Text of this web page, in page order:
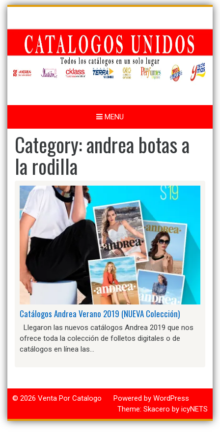
Skip
content
MENU
Category:andrea botas a
la rodilla
Catálogos Andrea Verano 2019 (NUEVA Colección)
Llegaron las nuevos catálogos Andrea 2019 que nos
ofrece toda la colección de folletos digitales o de
catálogos en línea las…
© 2026 Venta Por Catalogo
Powered by WordPress
Theme: Skacero by icyNETS